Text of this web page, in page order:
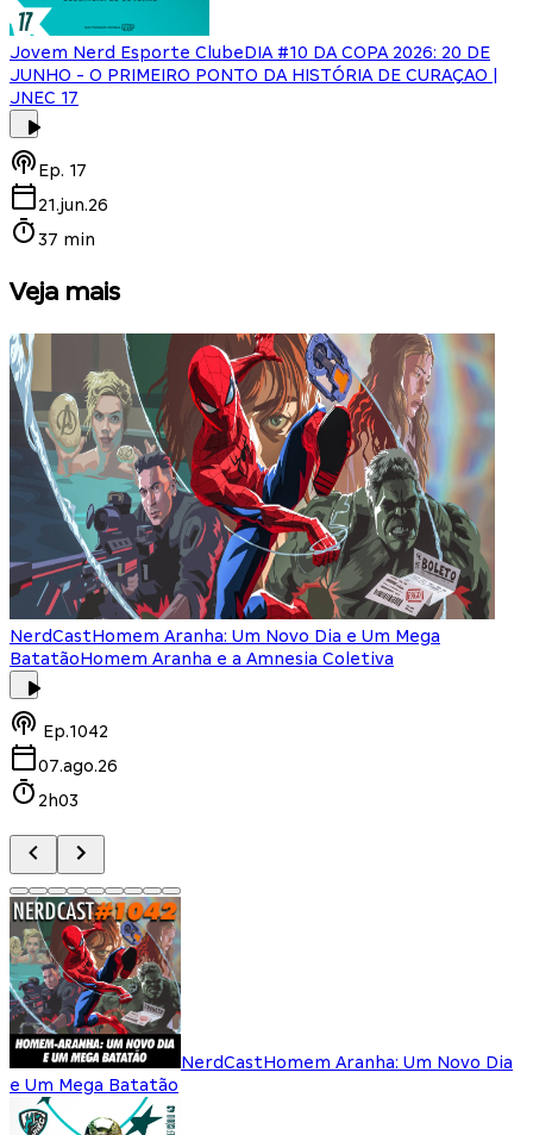
Jovem Nerd Esporte ClubeDIA #10 DA COPA 2026: 20 DE
JUNHO - O PRIMEIRO PONTO DA HISTÓRIA DE CURAÇAO |
JNEC 17
Ep. 17
21.jun.26
37 min
Veja mais
NerdCastHomem Aranha: Um Novo Dia e Um Mega
BatatãoHomem Aranha e a Amnesia Coletiva
Ep.1042
07.ago.26
2h03
NerdCastHomem Aranha: Um Novo Dia
e Um Mega Batatão